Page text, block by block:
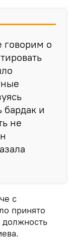
говорим о
и
не
с
принято